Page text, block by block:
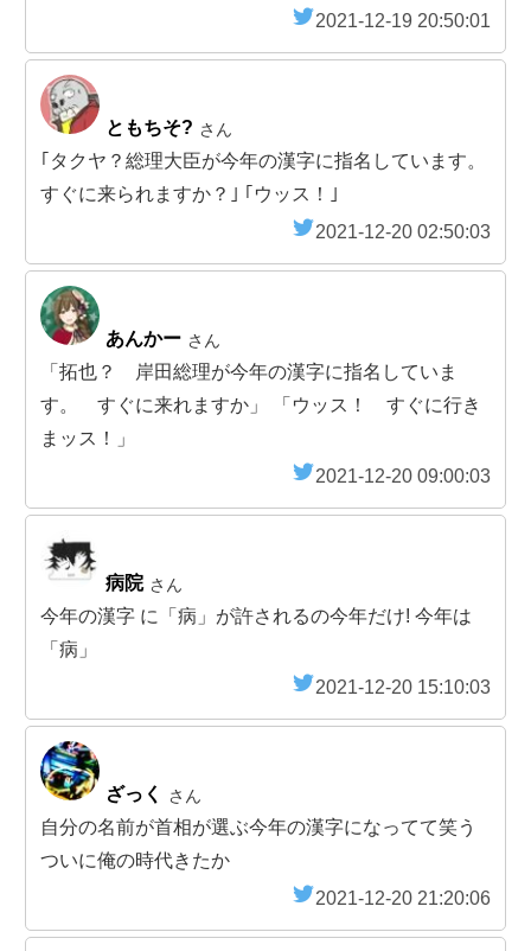
2021-12-19 20:50:01
ともちそ? さん
｢タクヤ？総理大臣が今年の漢字に指名しています。
すぐに来られますか？｣ ｢ウッス！｣
2021-12-20 02:50:03
あんかー さん
「拓也？ 岸田総理が今年の漢字に指名していま
す。 すぐに来れますか」 「ウッス！ すぐに行き
まッス！」
2021-12-20 09:00:03
病院 さん
今年の漢字 に「病」が許されるの今年だけ! 今年は
「病」
2021-12-20 15:10:03
ざっく さん
自分の名前が首相が選ぶ今年の漢字になってて笑う
ついに俺の時代きたか
2021-12-20 21:20:06